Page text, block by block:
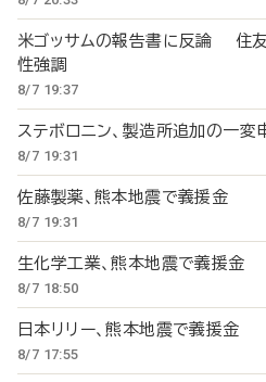
米ゴッサムの報告書に反論 住友
性強調
8/7 19:37
ステボロニン、製造所追加の一
8/7 19:31
佐藤製薬、熊本地震で義援金
8/7 19:31
生化学工業、熊本地震で義援金
8/7 18:50
日本リリー、熊本地震で義援金
8/7 17:55